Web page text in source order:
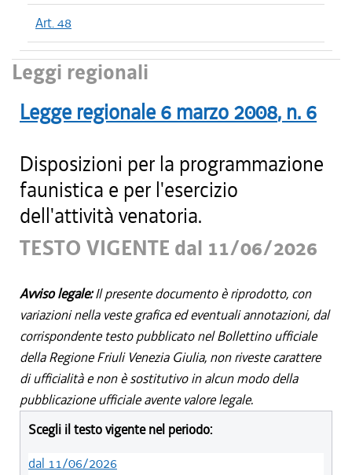
Art. 48
Leggi regionali
Legge regionale 6 marzo 2008, n. 6
Disposizioni per la programmazione
faunistica e per l'esercizio
dell'attività venatoria.
TESTO VIGENTE dal 11/06/2026
Avviso legale:Il presente documento è riprodotto, con
variazioni nella veste grafica ed eventuali annotazioni, dal
corrispondente testo pubblicato nel Bollettino ufficiale
della Regione Friuli Venezia Giulia, non riveste carattere
di ufficialità e non è sostitutivo in alcun modo della
pubblicazione ufficiale avente valore legale.
Scegli il testo vigente nel periodo:
dal 11/06/2026